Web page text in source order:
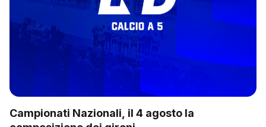
Campionati Nazionali, il 4 agosto la